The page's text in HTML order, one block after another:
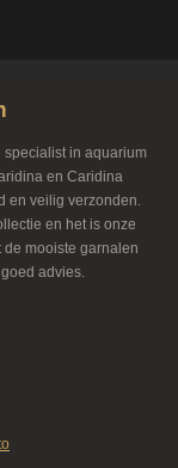
in aquarium
en Caridina
en veilig verzonden.
en het is onze
mooiste garnalen
advies.